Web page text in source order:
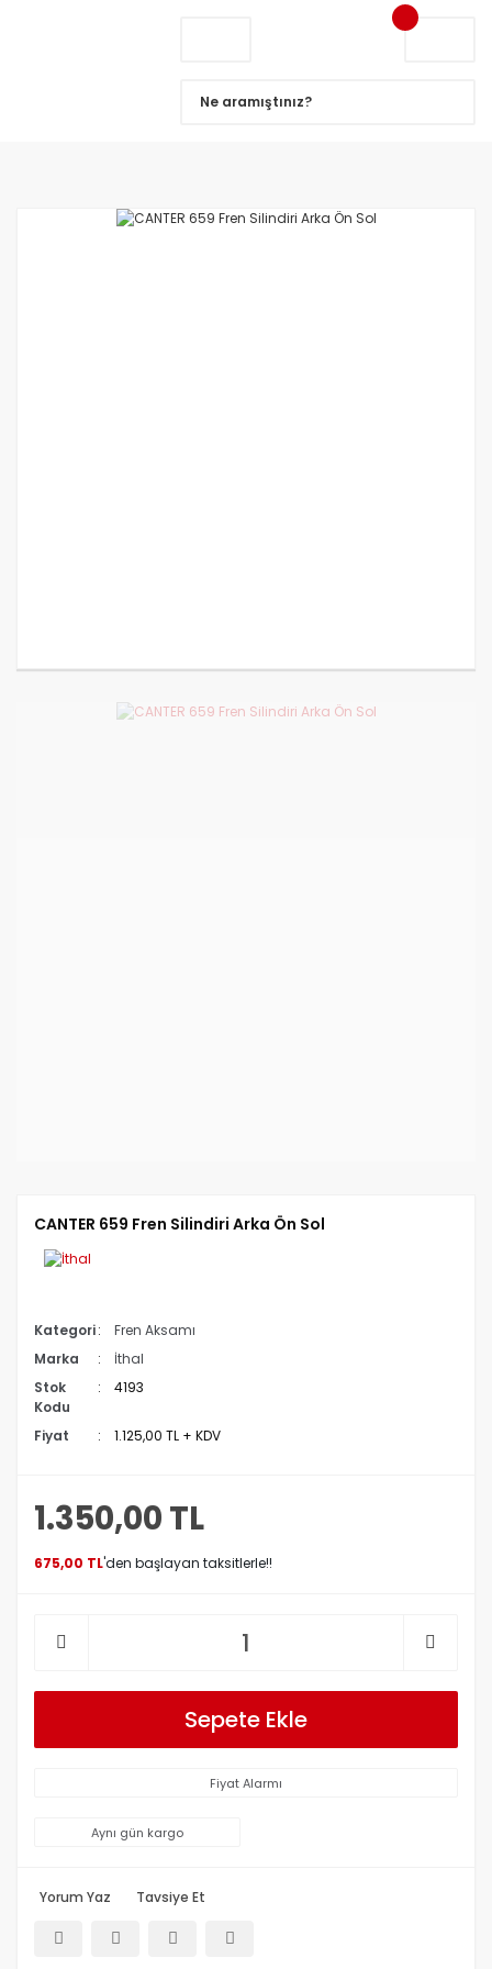
CANTER 659 Fren Silindiri Arka Ön Sol
Kategori
Fren Aksamı
Marka
İthal
Stok
Kodu
4193
Fiyat 1.125,00 TL + KDV
1.350,00 TL
675,00 TL'den başlayan taksitlerle!!
Sepete Ekle
Fiyat Alarmı
Aynı gün kargo
Yorum Yaz Tavsiye Et